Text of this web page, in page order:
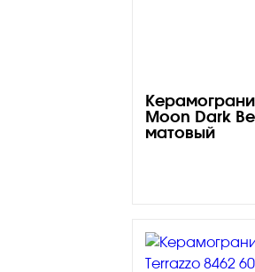
Moon Dark
матовый